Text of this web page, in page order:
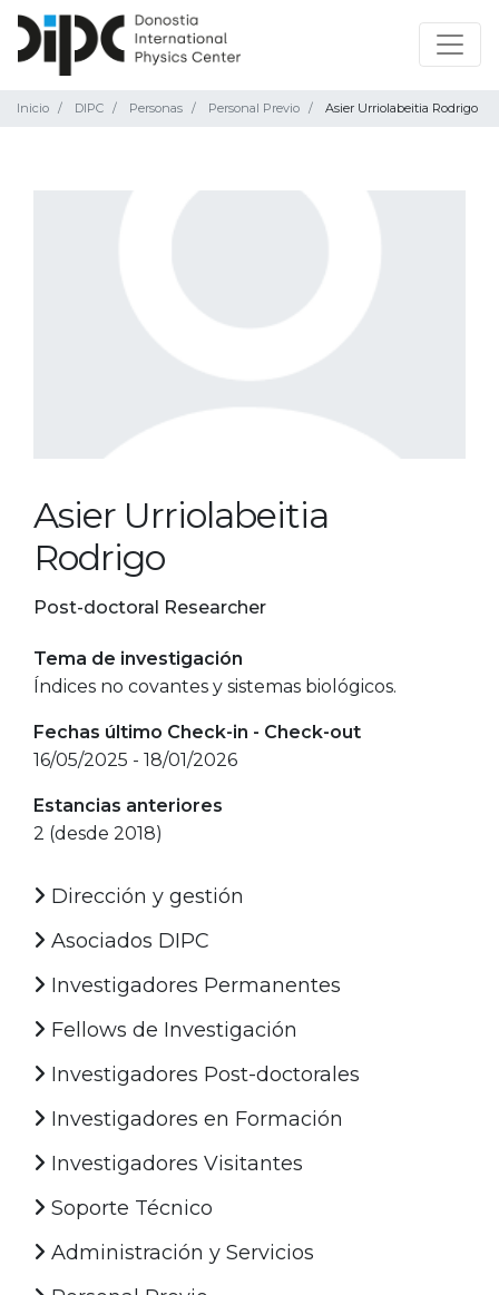
Inicio DIPC Personas Personal Previo Asier Urriolabeitia Rodrigo
Asier Urriolabeitia
Rodrigo
Post-doctoral Researcher
Tema de investigación
Índices no covantes y sistemas biológicos.
Fechas último Check-in - Check-out
16/05/2025 - 18/01/2026
Estancias anteriores
2 (desde 2018)
Dirección y gestión
Asociados DIPC
Investigadores Permanentes
Fellows de Investigación
Investigadores Post-doctorales
Investigadores en Formación
Investigadores Visitantes
Soporte Técnico
Administración y Servicios